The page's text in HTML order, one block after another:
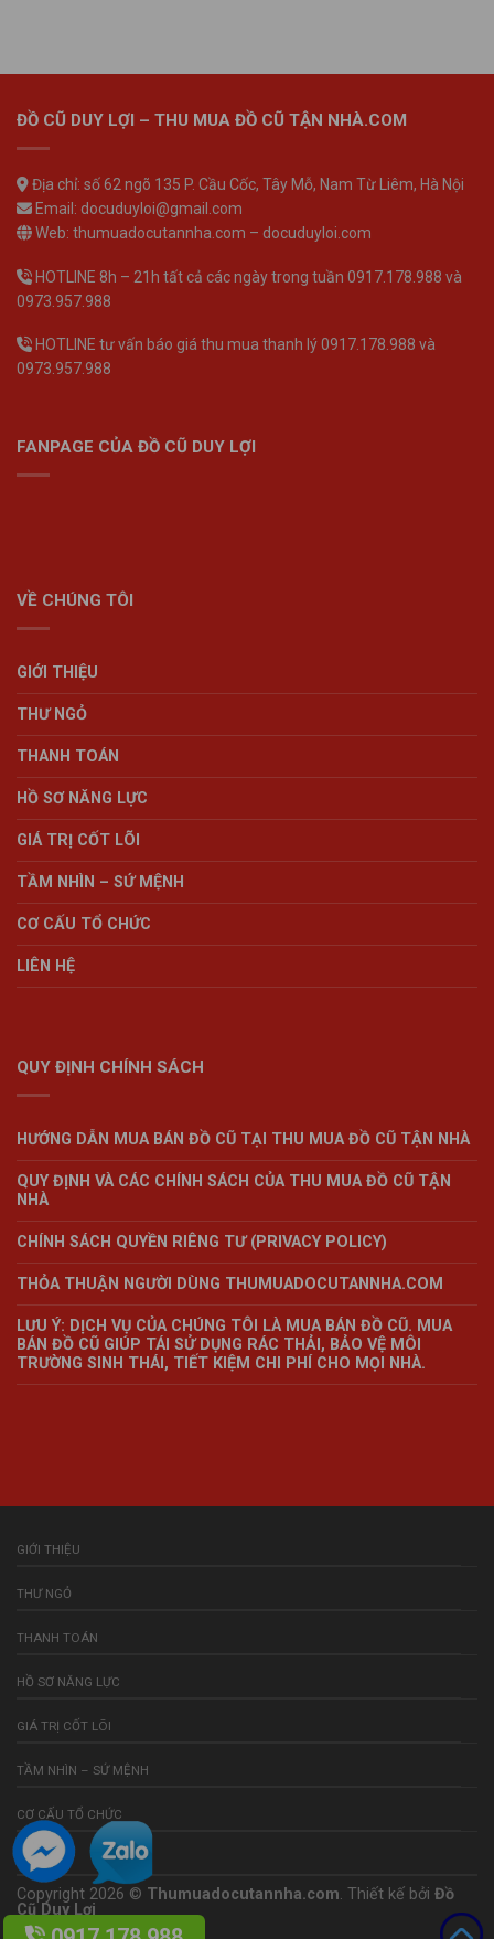
ĐỒ CŨ DUY LỢI – THU MUA ĐỒ CŨ TẬN NHÀ.COM
Địa chỉ: số 62 ngõ 135 P. Cầu Cốc, Tây Mỗ, Nam Từ Liêm, Hà Nội
Email: docuduyloi@gmail.com
Web: thumuadocutannha.com – docuduyloi.com
HOTLINE 8h – 21h tất cả các ngày trong tuần 0917.178.988 và
0973.957.988
HOTLINE tư vấn báo giá thu mua thanh lý 0917.178.988 và
0973.957.988
FANPAGE CỦA ĐỒ CŨ DUY LỢI
VỀ CHÚNG TÔI
GIỚI THIỆU
THƯ NGỎ
THANH TOÁN
HỒ SƠ NĂNG LỰC
GIÁ TRỊ CỐT LÕI
TẦM NHÌN – SỨ MỆNH
CƠ CẤU TỔ CHỨC
LIÊN HỆ
QUY ĐỊNH CHÍNH SÁCH
HƯỚNG DẪN MUA BÁN ĐỒ CŨ TẠI THU MUA ĐỒ CŨ TẬN NHÀ
QUY ĐỊNH VÀ CÁC CHÍNH SÁCH CỦA THU MUA ĐỒ CŨ TẬN
NHÀ
CHÍNH SÁCH QUYỀN RIÊNG TƯ (PRIVACY POLICY)
THỎA THUẬN NGƯỜI DÙNG THUMUADOCUTANNHA.COM
LƯU Ý: DỊCH VỤ CỦA CHÚNG TÔI LÀ MUA BÁN ĐỒ CŨ. MUA
BÁN ĐỒ CŨ GIÚP TÁI SỬ DỤNG RÁC THẢI, BẢO VỆ MÔI
TRƯỜNG SINH THÁI, TIẾT KIỆM CHI PHÍ CHO MỌI NHÀ.
GIỚI THIỆU
THƯ NGỎ
THANH TOÁN
HỒ SƠ NĂNG LỰC
GIÁ TRỊ CỐT LÕI
TẦM NHÌN – SỨ MỆNH
CƠ CẤU TỔ CHỨC
LIÊN HỆ
Copyright 2026 © Thumuadocutannha.com. Thiết kế bởi Đồ
Cũ Duy Lợi